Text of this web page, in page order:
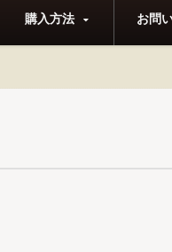
購入方法 お問